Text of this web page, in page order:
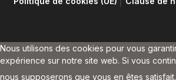
Nous utilisons des cookies pour vous
expérience sur notre site web. Si vous
nous supposerons que vous en êtes satisfait.